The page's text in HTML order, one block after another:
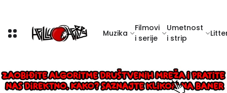
Muzika
Filmovi
i serije
Umetnost
i strip